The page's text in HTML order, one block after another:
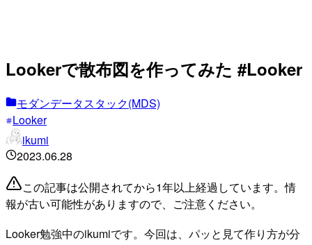
Lookerで散布図を作ってみた #Looker
モダンデータスタック(MDS)
Looker
ikumi
2023.06.28
この記事は公開されてから1年以上経過しています。情
報が古い可能性がありますので、ご注意ください。
Looker勉強中のikumiです。今回は、パッと見て作り方が分